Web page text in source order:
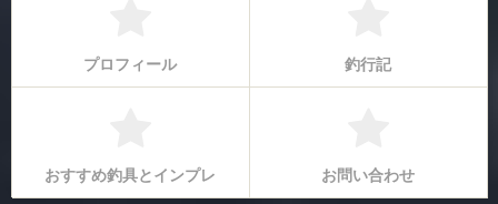
プロフィール 釣行記
おすすめ釣具とインプレ お問い合わせ